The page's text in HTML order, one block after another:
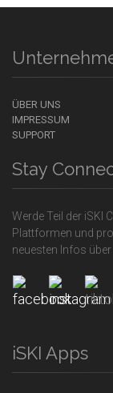
ÜBER UNS
IMPRESSUM
SUPPORT
Stay
Werde Teil der iSKI
Plattformen und
neuesten Infos über
iSKI Apps